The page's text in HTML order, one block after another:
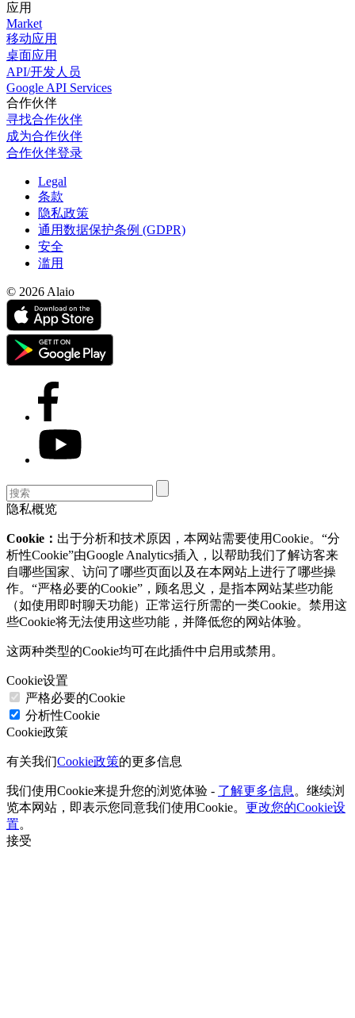
应用
Market
移动应用
桌面应用
API/开发人员
Google API Services
合作伙伴
寻找合作伙伴
成为合作伙伴
合作伙伴登录
Legal
条款
隐私政策
通用数据保护条例 (GDPR)
安全
滥用
© 2026 Alaio
隐私概览
Cookie： 出于分析和技术原因，本网站需要使用Cookie。“分
析性Cookie”由Google Analytics插入，以帮助我们了解访客来
自哪些国家、访问了哪些页面以及在本网站上进行了哪些操
作。“严格必要的Cookie”，顾名思义，是指本网站某些功能
（如使用即时聊天功能）正常运行所需的一类Cookie。禁用这
些Cookie将无法使用这些功能，并降低您的网站体验。
这两种类型的Cookie均可在此插件中启用或禁用。
Cookie设置
严格必要的Cookie
分析性Cookie
Cookie政策
有关我们Cookie政策的更多信息
我们使用Cookie来提升您的浏览体验 - 了解更多信息 。继续浏
览本网站，即表示您同意我们使用Cookie。 更改您的Cookie设
置。
接受